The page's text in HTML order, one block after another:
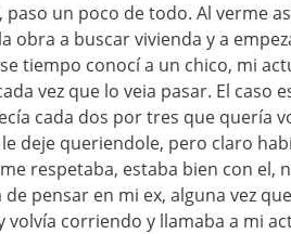
paso un poco de todo. Al verme
obra a buscar vivienda y a
tiempo conocí a un chico, mi
vez que lo veia pasar. El caso
cada dos por tres que quería
deje queriendole, pero claro
respetaba, estaba bien con el,
pensar en mi ex, alguna vez
volvía corriendo y llamaba a mi